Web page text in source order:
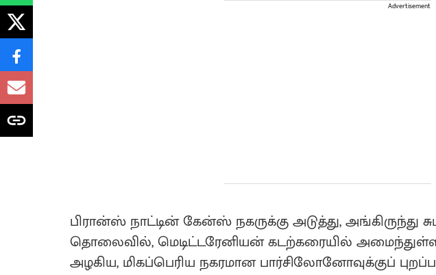
Advertisement
பிரான்ஸ் நாட்டின் கேன்ஸ் நகருக்கு அடுத்து, அங்கிருந்து
தொலைவில், மெடிட்டரேனியன் கடற்கரையில்
அழகிய, மிகப்பெரிய நகரமான பார்சிலோனோவுக்குப்